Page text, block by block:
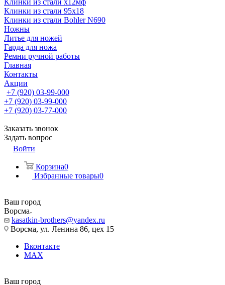
Клинки из стали х12мф
Клинки из стали 95х18
Клинки из стали Bohler N690
Ножны
Литье для ножей
Гарда для ножа
Ремни ручной работы
Главная
Контакты
Акции
+7 (920) 03-99-000
+7 (920) 03-99-000
+7 (920) 03-77-000
Заказать звонок
Задать вопрос
Войти
Корзина0
Избранные товары0
Ваш город
Ворсма
kasatkin-brothers@yandex.ru
Ворсма, ул. Ленина 86, цех 15
Вконтакте
MAX
Ваш город